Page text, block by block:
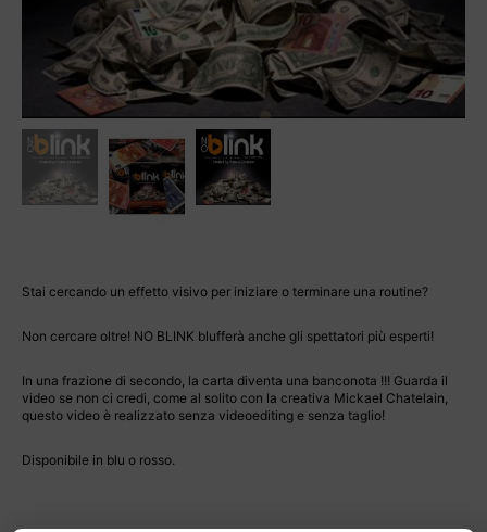
Stai cercando un effetto visivo per iniziare o terminare una routine?
Non cercare oltre! NO BLINK blufferà anche gli spettatori più esperti!
In una frazione di secondo, la carta diventa una banconota !!! Guarda il
video se non ci credi, come al solito con la creativa Mickael Chatelain,
questo video è realizzato senza videoediting e senza taglio!
Disponibile in blu o rosso.